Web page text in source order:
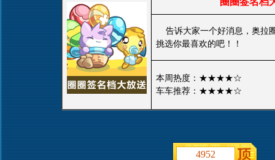
告诉大家一个好消息，奥拉
挑选你最喜欢的吧！！
本周热度：★★★★☆
车车推荐：
4952